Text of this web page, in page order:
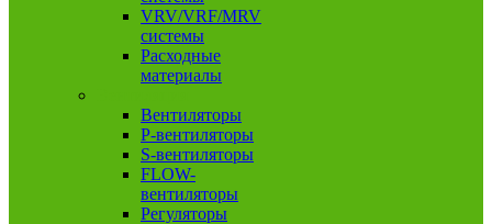
VRV/VRF/MRV
системы
Расходные
материалы
Вентиляторы
P-вентиляторы
S-вентиляторы
FLOW-
вентиляторы
Регуляторы